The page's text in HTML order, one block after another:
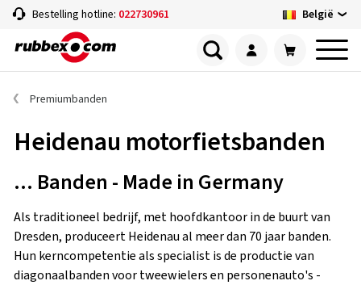
Bestelling hotline: 022730961 België
Premiumbanden
Heidenau motorfietsbanden
... Banden - Made in Germany
Als traditioneel bedrijf, met hoofdkantoor in de buurt van
Dresden, produceert Heidenau al meer dan 70 jaar banden.
Hun kerncompetentie als specialist is de productie van
diagonaalbanden voor tweewielers en personenauto's -